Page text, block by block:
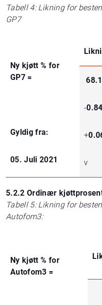
Tabell 4: Likning for
GP7
Ny kjøtt % for
GP7 =
Gyldig fra:
05. Juli 2021
-
+
v
5.2.2 Ordinær
Tabell 5: Likning for
Autofom3:
Ny kjøtt % for
Autofom3 =